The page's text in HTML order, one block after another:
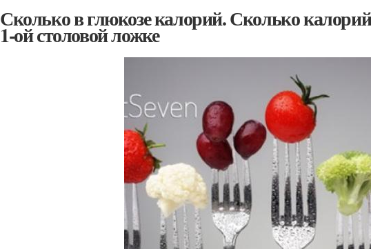
Сколько в глюкозе калорий. Сколько
1-ой столовой ложке